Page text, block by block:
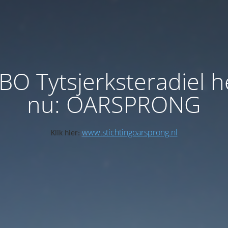
Tytsjerksteradiel
nu: OARSPRONG
Klik hier: www.stichtingoarsprong.nl